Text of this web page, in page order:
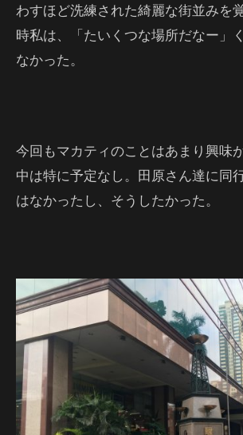
わすほど洗練された綺麗な街並みを
時私は、「たいくつな場所だなー」
なかった。
今回もマカティのことはあまり興味
中は特に予定なし。田原さん達に同
はなかったし、そうしたかった。